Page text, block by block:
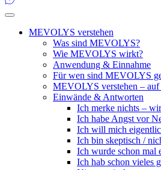
MEVOLYS verstehen
Was sind MEVOLYS?
Wie MEVOLYS wirkt?
Anwendung & Einnahme
Für wen sind MEVOLYS
MEVOLYS verstehen –
Einwände & Antworten
Ich merke nichts –
Ich habe Angst vor
Ich will mich
Ich bin skeptisch /
Ich wurde schon mal
Ich hab schon vieles